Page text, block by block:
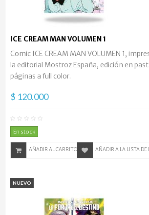
ICE CREAM MAN VOLUMEN 1
Comic ICE CREAM MAN VOLUMEN 1,
la editorial Mostroz España, edición en
páginas a full color.
$ 120.000
En stock
AÑADIR AL CARRITO AÑADIR A LA LISTA DE
NUEVO